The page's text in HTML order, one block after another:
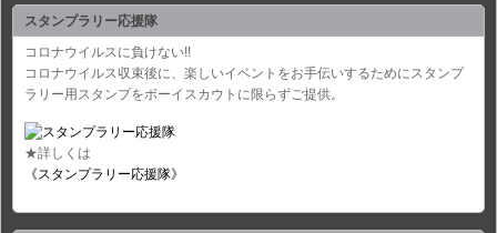
スタンプラリー応援隊
コロナウイルスに負けない!!
コロナウイルス収束後に、楽しいイベントをお手伝いするためにスタンプ
ラリー用スタンプをボーイスカウトに限らずご提供。
★詳しくは
《スタンプラリー応援隊》